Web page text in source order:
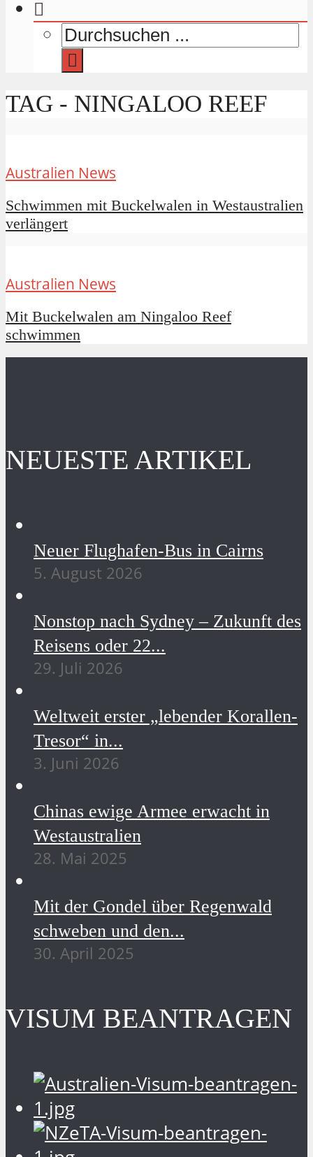
TAG - NINGALOO REEF
Australien News
Schwimmen mit Buckelwalen in Westaustralien
verlängert
Australien News
Mit Buckelwalen am Ningaloo Reef
schwimmen
NEUESTE ARTIKEL
Neuer Flughafen-Bus in Cairns
5. August 2026
Nonstop nach Sydney – Zukunft des
Reisens oder 22...
29. Juli 2026
Weltweit erster „lebender Korallen-
Tresor“ in...
3. Juni 2026
Chinas ewige Armee erwacht in
Westaustralien
28. Mai 2025
Mit der Gondel über Regenwald
schweben und den...
30. April 2025
VISUM BEANTRAGEN